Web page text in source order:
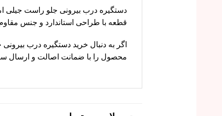
قطعه با طراحی استاندارد و جنس
محصول را با ضمانت اصالت و ارسال